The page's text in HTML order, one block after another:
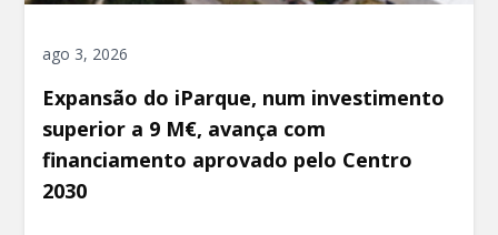
ago 3, 2026
Expansão do iParque, num investimento
superior a 9 M€, avança com
financiamento aprovado pelo Centro
2030